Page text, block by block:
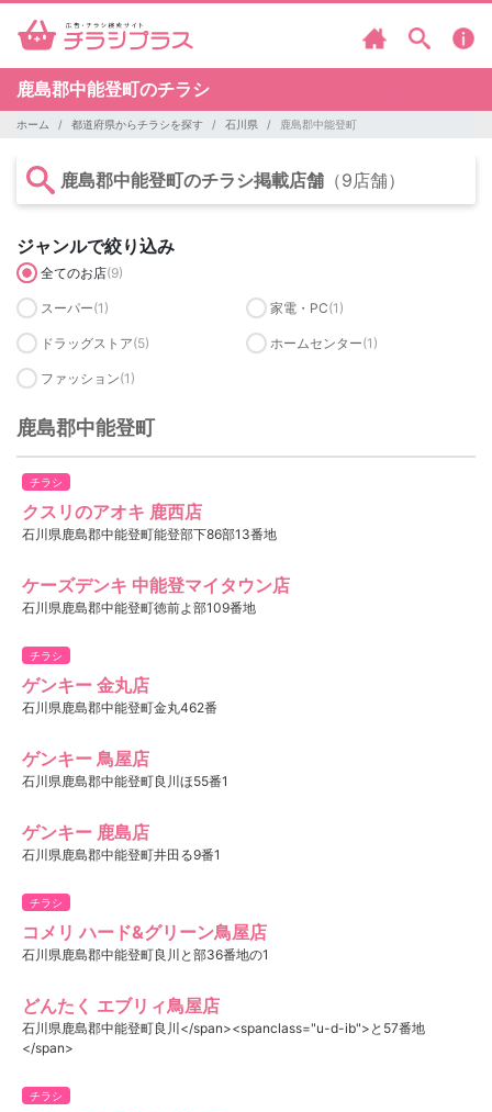
鹿島郡中能登町のチラシ
ホーム 都道府県からチラシを探す 石川県 鹿島郡中能登町
鹿島郡中能登町のチラシ掲載店舗 （9店舗）
ジャンルで絞り込み
全てのお店(9)
スーパー(1) 家電・PC(1)
ドラッグストア(5) ホームセンター(1)
ファッション(1)
鹿島郡中能登町
チラシ
クスリのアオキ 鹿西店
石川県鹿島郡中能登町能登部下86部13番地
ケーズデンキ 中能登マイタウン店
石川県鹿島郡中能登町徳前よ部109番地
チラシ
ゲンキー 金丸店
石川県鹿島郡中能登町金丸462番
ゲンキー 鳥屋店
石川県鹿島郡中能登町良川ほ55番1
ゲンキー 鹿島店
石川県鹿島郡中能登町井田る9番1
チラシ
コメリ ハード&グリーン鳥屋店
石川県鹿島郡中能登町良川と部36番地の1
どんたく エブリィ鳥屋店
石川県鹿島郡中能登町良川</span><spanclass="u-d-ib">と57番地
</span>
チラシ